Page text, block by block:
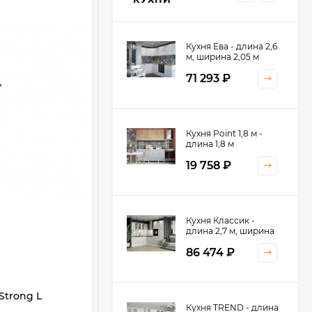
L
Кухня Ева - длина 2,6
м, ширина 2,05 м
71 293 ₽
Кухня Point 1,8 м -
длина 1,8 м
19 758 ₽
Кухня Классик -
длина 2,7 м, ширина
86 474 ₽
Кухня TREND - длина
Кухня Принцесса -
длина 2,4 м
38 767₽
Кухня Оптима - длина
2,8 м, ширина 1,4 м
52 197₽
Кухня Камелия -